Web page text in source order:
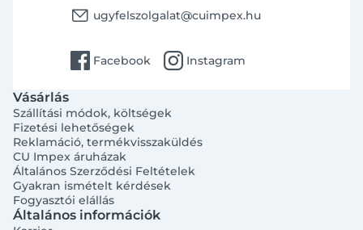
email ugyfelszolgalat@cuimpex.hu
facebook Facebook instagram Instagram
Vásárlás
Szállítási módok, költségek
Fizetési lehetőségek
Reklamáció, termékvisszaküldés
CU Impex áruházak
Általános Szerződési Feltételek
Gyakran ismételt kérdések
Fogyasztói elállás
Általános információk